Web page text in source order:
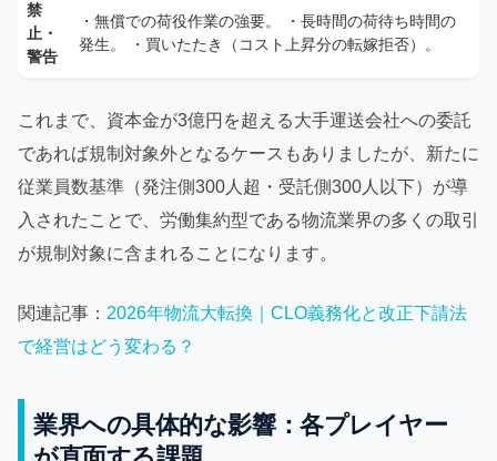
禁
止・
警告
・無償での荷役作業の強要。 ・長時間の荷待ち時間の
発生。 ・買いたたき（コスト上昇分の転嫁拒否）。
これまで、資本金が3億円を超える大手運送会社への委託
であれば規制対象外となるケースもありましたが、新たに
従業員数基準（発注側300人超・受託側300人以下）が導
入されたことで、労働集約型である物流業界の多くの取引
が規制対象に含まれることになります。
関連記事： 2026年物流大転換｜CLO義務化と改正下請法
で経営はどう変わる？
業界への具体的な影響：各プレイヤー